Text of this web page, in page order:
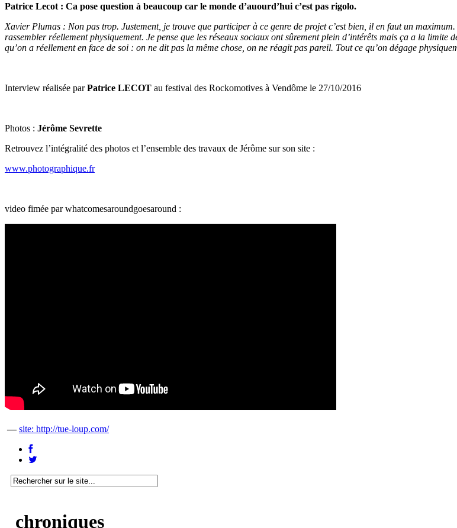
Patrice Lecot : Ca pose question à beaucoup car le monde d’auourd’hui c’est pas rigolo.
Xavier Plumas : Non pas trop. Justement, je trouve que participer à ce genre de projet c’est bien, il en faut un
rassembler réellement physiquement. Je pense que les réseaux sociaux ont sûrement plein d’intérêts mais ça a la limite
qu’on a réellement en face de soi : on ne dit pas la même chose, on ne réagit pas pareil. Tout ce qu’on dégage
Interview réalisée parPatrice LECOT au festival des Rockomotives à Vendôme le 27/10/2016
Photos : Jérôme Sevrette
Retrouvez l’intégralité des photos et l’ensemble des travaux de Jérôme sur son site :
www.photographique.fr
video fimée par whatcomesaroundgoesaround :
— site: http://tue-loup.com/
chroniques